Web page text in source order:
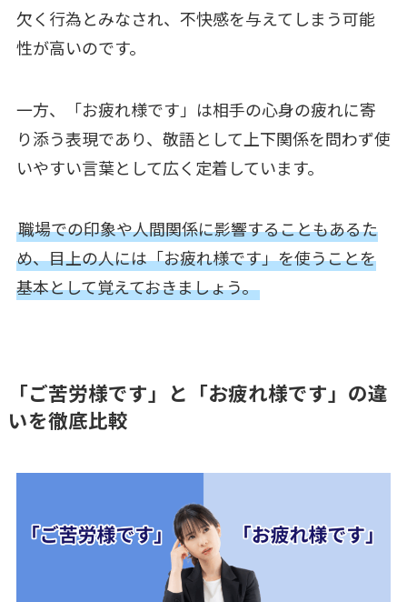
欠く行為とみなされ、不快感を与えてしまう可能
性が高いのです。
一方、「お疲れ様です」は相手の心身の疲れに寄
り添う表現であり、敬語として上下関係を問わず使
いやすい言葉として広く定着しています。
職場での印象や人間関係に影響することもあるた
め、目上の人には「お疲れ様です」を使うことを
基本として覚えておきましょう。
「ご苦労様です」と「お疲れ様です」の違
いを徹底比較